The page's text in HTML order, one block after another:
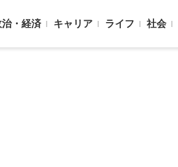
治・経済 キャリア ライフ 社会